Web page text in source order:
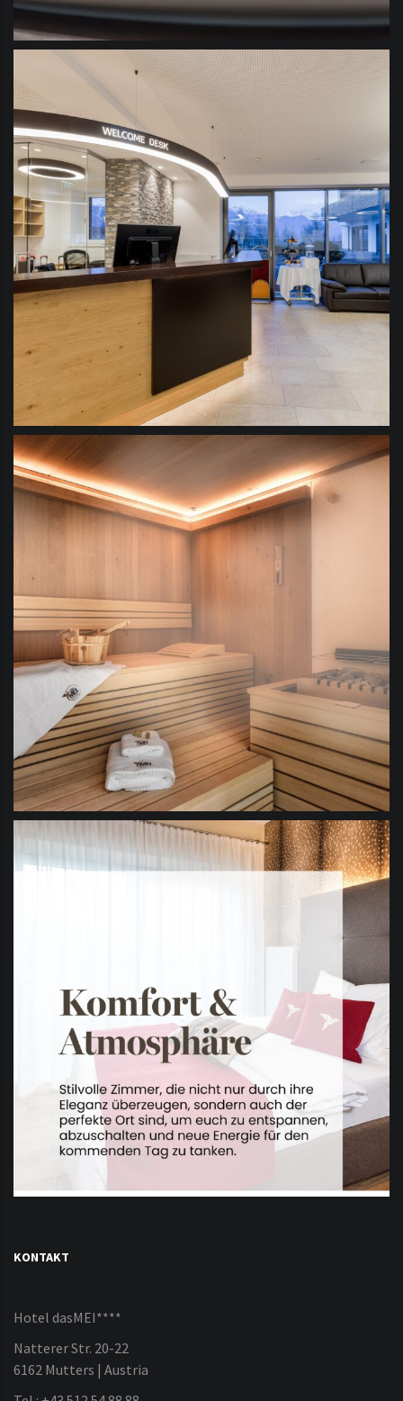
KONTAKT
Hotel dasMEI****
Natterer Str. 20-22
6162 Mutters | Austria